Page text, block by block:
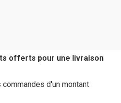
offerts pour une livraison
d'un montant